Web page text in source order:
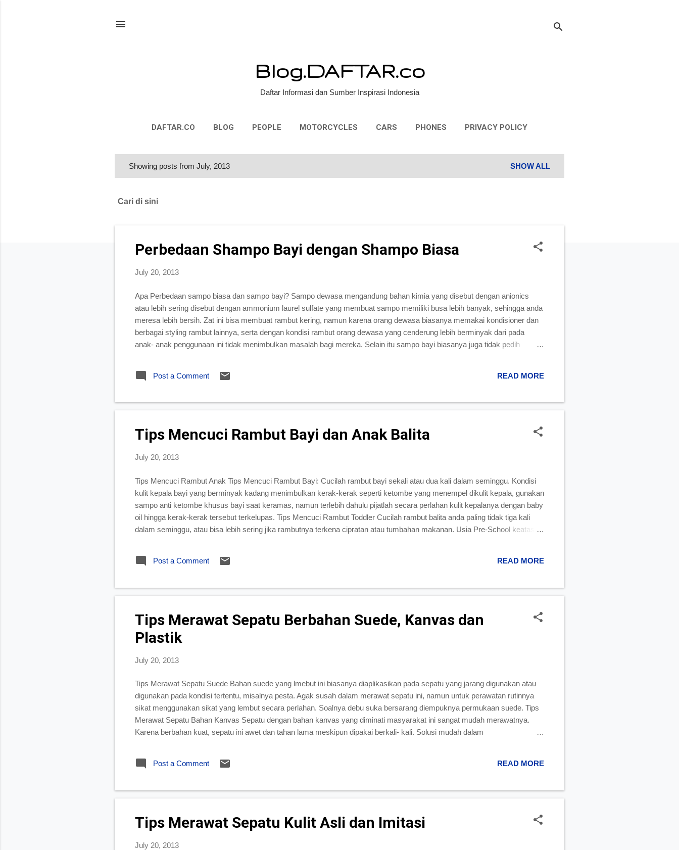
Blog.DAFTAR.co
Daftar Informasi dan Sumber Inspirasi Indonesia
DAFTAR.CO BLOG PEOPLE MOTORCYCLES CARS PHONES PRIVACY POLICY
s
Showing posts from July, 2013 SHOW ALL
Cari di sini
Perbedaan Shampo Bayi dengan Shampo Biasa
July 20, 2013
Apa Perbedaan sampo biasa dan sampo bayi? Sampo dewasa mengandung bahan kimia yang disebut dengan anionics
atau lebih sering disebut dengan ammonium laurel sulfate yang membuat sampo memiliki busa lebih banyak, sehingga anda
meresa lebih bersih. Zat ini bisa membuat rambut kering, namun karena orang dewasa biasanya memakai kondisioner dan
berbagai styling rambut lainnya, serta dengan kondisi rambut orang dewasa yang cenderung lebih berminyak dari pada
anak- anak penggunaan ini tidak menimbulkan masalah bagi mereka. Selain itu sampo bayi biasanya juga tidak pedih
Post a Comment READ MORE
Tips Mencuci Rambut Bayi dan Anak Balita
July 20, 2013
Tips Mencuci Rambut Anak Tips Mencuci Rambut Bayi: Cucilah rambut bayi sekali atau dua kali dalam seminggu. Kondisi
kulit kepala bayi yang berminyak kadang menimbulkan kerak-kerak seperti ketombe yang menempel dikulit kepala, gunakan
sampo anti ketombe khusus bayi saat keramas, namun terlebih dahulu pijatlah secara perlahan kulit kepalanya dengan baby
oil hingga kerak-kerak tersebut terkelupas. Tips Mencuci Rambut Toddler Cucilah rambut balita anda paling tidak tiga kali
dalam seminggu, atau bisa lebih sering jika rambutnya terkena cipratan atau tumbahan makanan. Usia Pre-School keatas:
paling tidak seminggu sekali.
Post a Comment READ MORE
Tips Merawat Sepatu Berbahan Suede, Kanvas dan
Plastik
July 20, 2013
Tips Merawat Sepatu Suede Bahan suede yang lmebut ini biasanya diaplikasikan pada sepatu yang jarang digunakan atau
digunakan pada kondisi tertentu, misalnya pesta. Agak susah dalam merawat sepatu ini, namun untuk perawatan rutinnya
sikat menggunakan sikat yang lembut secara perlahan. Soalnya debu suka bersarang diempuknya permukaan suede. Tips
Merawat Sepatu Bahan Kanvas Sepatu dengan bahan kanvas yang diminati masyarakat ini sangat mudah merawatnya.
Karena berbahan kuat, sepatu ini awet dan tahan lama meskipun dipakai berkali- kali. Solusi mudah dalam
Penyimpanan Sepatu Dan jangan lupa dalam menyimpannya, usahakan didalam kardus yang disertai Silica Gel. Sebelum
Post a Comment READ MORE
Tips Merawat Sepatu Kulit Asli dan Imitasi
July 20, 2013